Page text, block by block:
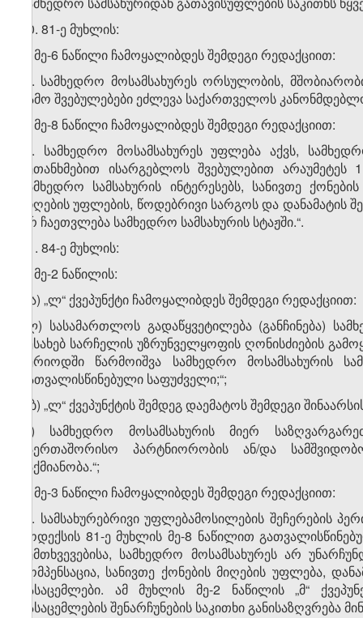
30. 81-ე მუხლის:
ა) მე-6 ნაწილი ჩამოყალიბდეს შემდეგი რედაქციით:
„6. სამხედრო მოსამსახურეს ორსულობის,
გამო შვებულებები ეძლევა საქართველოს
ბ) მე-8 ნაწილი ჩამოყალიბდეს შემდეგი რედაქციით:
„8. სამხედრო მოსამსახურეს უფლება აქვს,
შეთანხმებით ისარგებლოს შვებულებით
სამხედრო სამსახურის ინტერესებს, სანივთე
მიღების უფლების, წოდებრივი სარგოს და დანამატის
არ ჩაეთვლება სამხედრო სამსახურის სტაჟში.“.
31. 84-ე მუხლის:
ა) მე-2 ნაწილის:
ა.ა) „ლ“ ქვეპუნქტი ჩამოყალიბდეს შემდეგი რედაქციით:
„ლ) სასამართლოს გადაწყვეტილება (განჩინება)
შესახებ სარჩელის უზრუნველყოფის ღონისძიების
პერიოდში წარმოიშვა სამხედრო მოსამსახურის
გათვალისწინებული საფუძველი;“;
ა.ბ) „ლ“ ქვეპუნქტის შემდეგ დაემატოს შემდეგი
„მ) სამხედრო მოსამსახურის მიერ
საერთაშორისო პარტნიორობის ან/და
საქმიანობა.“;
ბ) მე-3 ნაწილი ჩამოყალიბდეს შემდეგი რედაქციით:
„3. სამსახურებრივი უფლებამოსილების შეჩერების
კოდექსის 81-ე მუხლის მე-8 ნაწილით
შემთხვევებისა, სამხედრო მოსამსახურეს არ
კომპენსაცია, სანივთე ქონების მიღების უფლება,
გასაცემლები. ამ მუხლის მე-2 ნაწილის „მ“
გასაცემლების შენარჩუნების საკითხი განისაზღვრება